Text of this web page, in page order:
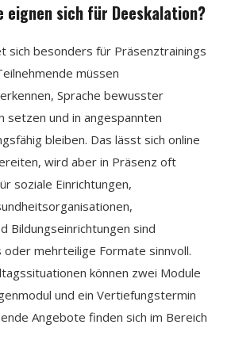
eignen sich für Deeskalation?
sich besonders für Präsenztrainings
müssen
Sprache bewusster
setzen und in angespannten
bleiben. Das lässt sich online
wird aber in Präsenz oft
soziale Einrichtungen,
Bildungseinrichtungen sind
mehrteilige Formate sinnvoll.
können zwei Module
und ein Vertiefungstermin
Angebote finden sich im Bereich